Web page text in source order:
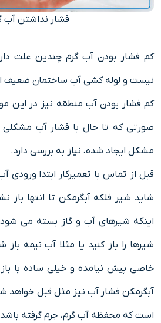
فشار نداشتن آب
کم فشار بودن آب گرم چندین علت
نیست و لوله کشی آب ساختمان
کم فشار بودن آب منطقه نیز در این
صورتی که تا حال با فشار آب مشکلی
مشکل ایجاد شده، نیاز به بررسی دارد.
قبل از تماس با تعمیرکار ابتدا ورودی
شاید شیر فلکه آبگرمکن تا انتها باز
اینکه شیرهای آب و گاز بسته می
شیرها را باز کنید یا مثلا آب نیمه
خاصی پیش نیامده و خیلی ساده با
آبگرمکن فشار آب نیز مثل قبل خواهد
است که محفظه آب گرم، جرم گرفته